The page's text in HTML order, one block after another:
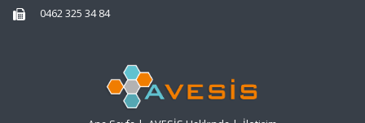
0462 325 34 84